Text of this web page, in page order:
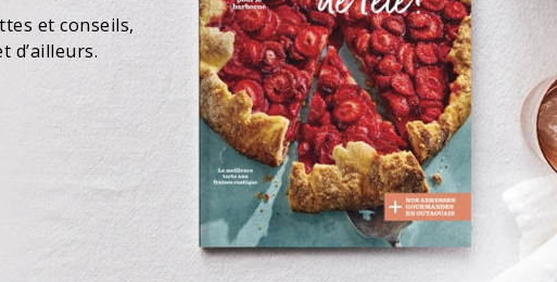
et conseils,
d’ailleurs.